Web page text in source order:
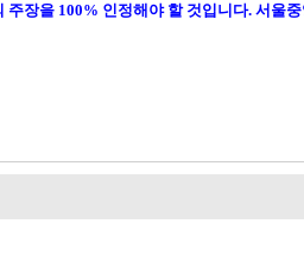
주장을 100% 인정해야 할 것입니다. 서울